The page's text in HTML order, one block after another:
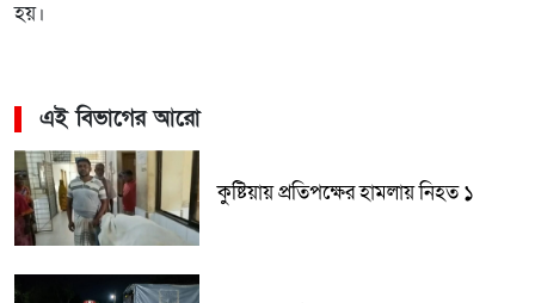
হয়।
এই বিভাগের আরো
কুষ্টিয়ায় প্রতিপক্ষের হামলায় নিহত ১